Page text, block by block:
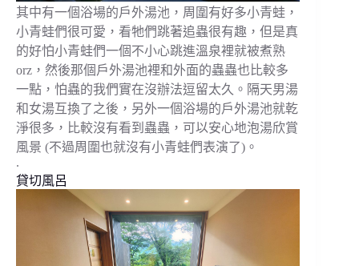
其中有一個浴場的戶外湯池，周圍有好多小青蛙，
小青蛙們很可愛，看牠們跳著追蟲很有趣，但是真
的好怕小青蛙們一個不小心跳進溫泉裡就被煮熟
orz，然後那個戶外湯池裡和外面的蟲蟲也比較多
一點，怕蟲的我們實在沒辦法逗留太久。隔天男湯
和女湯互換了之後，另外一個浴場的戶外湯池就乾
淨很多，比較沒有看到蟲蟲，可以安心地泡湯欣賞
風景 (不過周圍也就沒有小青蛙們表演了)。
.
貸切風呂